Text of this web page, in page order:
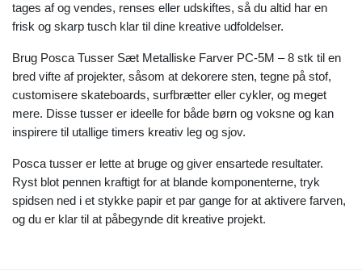
tages af og vendes, renses eller udskiftes, så du altid har en
frisk og skarp tusch klar til dine kreative udfoldelser.
Brug Posca Tusser Sæt Metalliske Farver PC-5M – 8 stk til en
bred vifte af projekter, såsom at dekorere sten, tegne på stof,
customisere skateboards, surfbrætter eller cykler, og meget
mere. Disse tusser er ideelle for både børn og voksne og kan
inspirere til utallige timers kreativ leg og sjov.
Posca tusser er lette at bruge og giver ensartede resultater.
Ryst blot pennen kraftigt for at blande komponenterne, tryk
spidsen ned i et stykke papir et par gange for at aktivere farven,
og du er klar til at påbegynde dit kreative projekt.